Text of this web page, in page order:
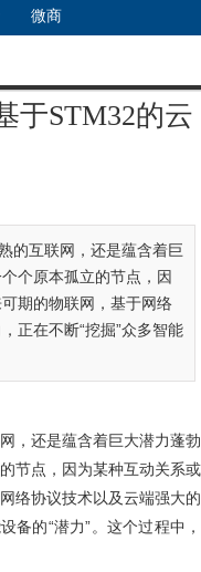
微商
于STM32的云
的互联网，还是蕴含着巨
个原本孤立的节点，因
期的物联网，基于网络
正在不断“挖掘”众多智能
，还是蕴含着巨大潜力蓬勃
节点，因为某种互动关系或
络协议技术以及云端强大的
备的“潜力”。这个过程中，